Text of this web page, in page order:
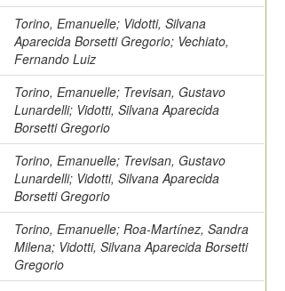
Torino, Emanuelle; Vidotti, Silvana
Aparecida Borsetti Gregorio; Vechiato,
Fernando Luiz
Torino, Emanuelle; Trevisan, Gustavo
Lunardelli; Vidotti, Silvana Aparecida
Borsetti Gregorio
Torino, Emanuelle; Trevisan, Gustavo
Lunardelli; Vidotti, Silvana Aparecida
Borsetti Gregorio
Torino, Emanuelle; Roa-Martínez, Sandra
Milena; Vidotti, Silvana Aparecida Borsetti
Gregorio